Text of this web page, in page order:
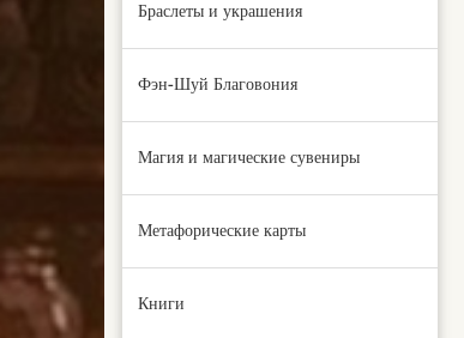
Браслеты и украшения
Фэн-Шуй Благовония
Магия и магические сувениры
Метафорические карты
Книги